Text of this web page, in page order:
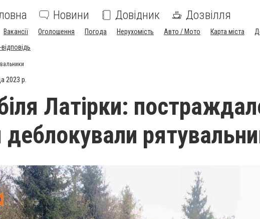
Новини Довідник Дозвілля
Вакансії Оголошення Погода Нерухомість Авто / Мото Карта міста
2023 р.
Латірки:
деблокували